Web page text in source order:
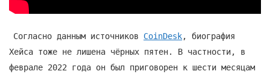
Согласно данным источников CoinDesk, биография
Хейса тоже не лишена чёрных пятен. В частности, в
феврале 2022 года он был приговорен к шести месяцам